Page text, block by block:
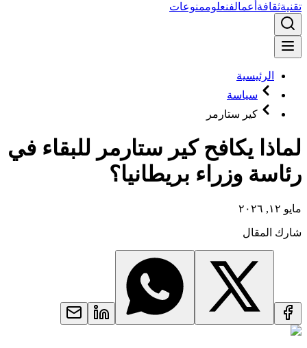
تقنيةثقافةأعمالفنعلوممنوعات
الرئيسية
سياسة
كير ستارمر
لماذا يكافح كير ستارمر للبقاء في
رئاسة وزراء بريطانيا؟
مايو ١٢, ٢٠٢٦
شارك المقال